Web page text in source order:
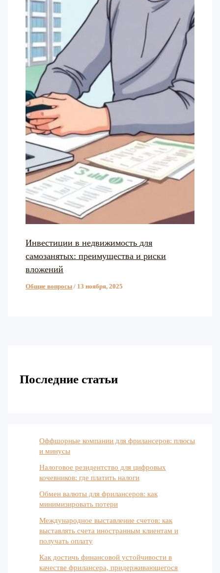
Инвестиции в недвижимость для
самозанятых: преимущества и риски
вложений
Общие вопросы / 13 ноября, 2025
Последние статьи
Оффшорные компании для фрилансеров: плюсы
и минусы
Налоговое резидентство для цифровых
кочевников: где платить налоги
Обмен валюты для фрилансеров: как
минимизировать потери
Международное выставление счетов: как
выставлять счета иностранным клиентам и
получать оплату
Как достичь финансовой устойчивости в
качестве фрилансера, придерживающегося